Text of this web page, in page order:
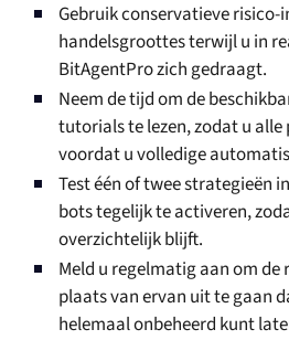
Gebruik conservatieve
handelsgroottes terwijl u in
BitAgentPro zich gedraagt.
Neem de tijd om de
tutorials te lezen, zodat u
voordat u volledige
Test één of twee strategieën
bots tegelijk te activeren,
overzichtelijk blijft.
Meld u regelmatig aan om
plaats van ervan uit te gaan
helemaal onbeheerd kunt